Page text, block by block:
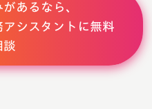
あるなら、
シスタントに無料
談